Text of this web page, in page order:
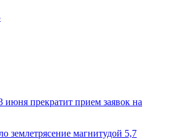
июня прекратит прием заявок на
землетрясение магнитудой 5,7